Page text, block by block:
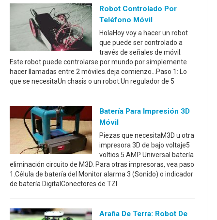
Robot Controlado Por
Teléfono Móvil
HolaHoy voy a hacer un robot
que puede ser controlado a
través de señales de móvil.
Este robot puede controlarse por mundo por simplemente
hacer llamadas entre 2 móviles.deja comienzo...Paso 1: Lo
que se necesitaUn chasis o un robot.Un regulador de 5
Batería Para Impresión 3D
Móvil
Piezas que necesitaM3D u otra
impresora 3D de bajo voltaje5
voltios 5 AMP Universal batería
eliminación circuito de M3D. Para otras impresoras, vea paso
1.Célula de batería del Monitor alarma 3 (Sonido) o indicador
de batería DigitalConectores de TZI
Araña De Terra: Robot De